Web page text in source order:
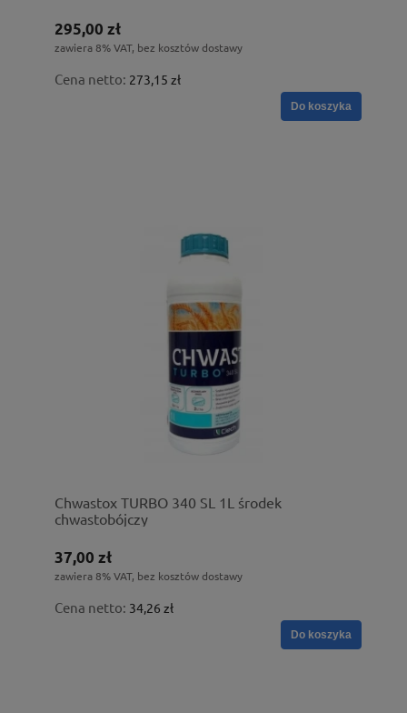
295,00 zł
zawiera 8% VAT, bez kosztów dostawy
Cena netto: 273,15 zł
Do koszyka
Chwastox TURBO 340 SL 1L środek
chwastobójczy
37,00 zł
zawiera 8% VAT, bez kosztów dostawy
Cena netto: 34,26 zł
Do koszyka